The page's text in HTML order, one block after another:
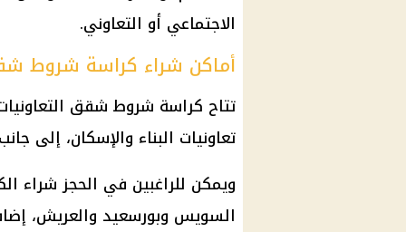
الاجتماعي أو التعاوني.
أماكن شراء كراسة شروط
تتاح كراسة شروط شقق
تعاونيات البناء والإسكان، إلى
ويمكن للراغبين في الحجز شراء
السويس وبورسعيد والعريش،